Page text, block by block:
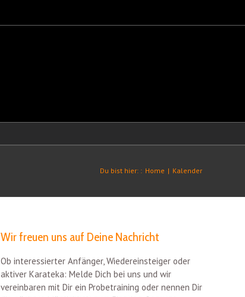
Du bist hier: : Home | Kalender
Wir freuen uns auf Deine Nachricht
Ob interessierter Anfänger, Wiedereinsteiger oder
aktiver Karateka: Melde Dich bei uns und wir
vereinbaren mit Dir ein Probetraining oder nennen Dir